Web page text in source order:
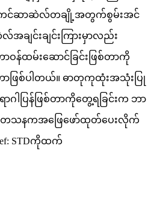
င်ဆာဆဲလ်တချို့အတွက်စွမ်းအင်
ချင်းချင်းကြားမှာလည်း
ဝန်ထမ်းဆောင်ခြင်းဖြစ်တာကို
ဖြစ်ပါတယ်။ ဓာတုကုထုံးအသုံးပြု
ဂါပြန်ဖြစ်တာကိုတွေ့ရခြင်းက ဘာ
သနကအဖြေဖော်ထုတ်ပေးလိုက်
STDကိုထက်